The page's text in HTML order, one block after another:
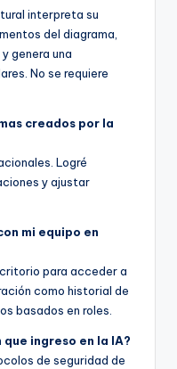
interpreta su
del diagrama,
genera una
No se requiere
creados por la
Logré
y ajustar
mi equipo en
para acceder a
como historial de
basados en roles.
ingreso en la IA?
de seguridad de